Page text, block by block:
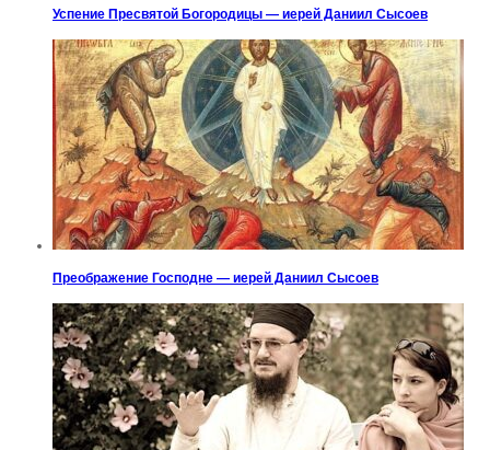
Успение Пресвятой Богородицы — иерей Даниил Сысоев
Преображение Господне — иерей Даниил Сысоев